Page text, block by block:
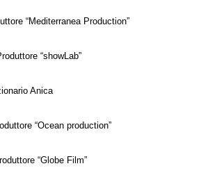
“Mediterranea Production”
“showLab”
Anica
“Ocean production”
“Globe Film”